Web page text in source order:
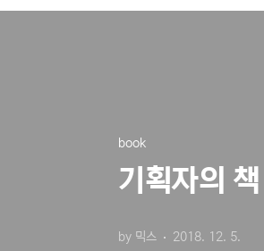
book
기획자의
by 믹스 2018. 12. 5.